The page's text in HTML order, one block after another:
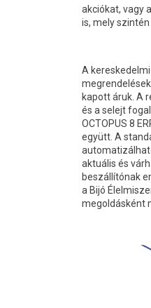
akciókat, vagy
is, mely
A
kapott áruk. A
és a selejt
OCTOPUS 8
együtt. A
aktuális és
beszállítónak
a Bijó
megoldásként